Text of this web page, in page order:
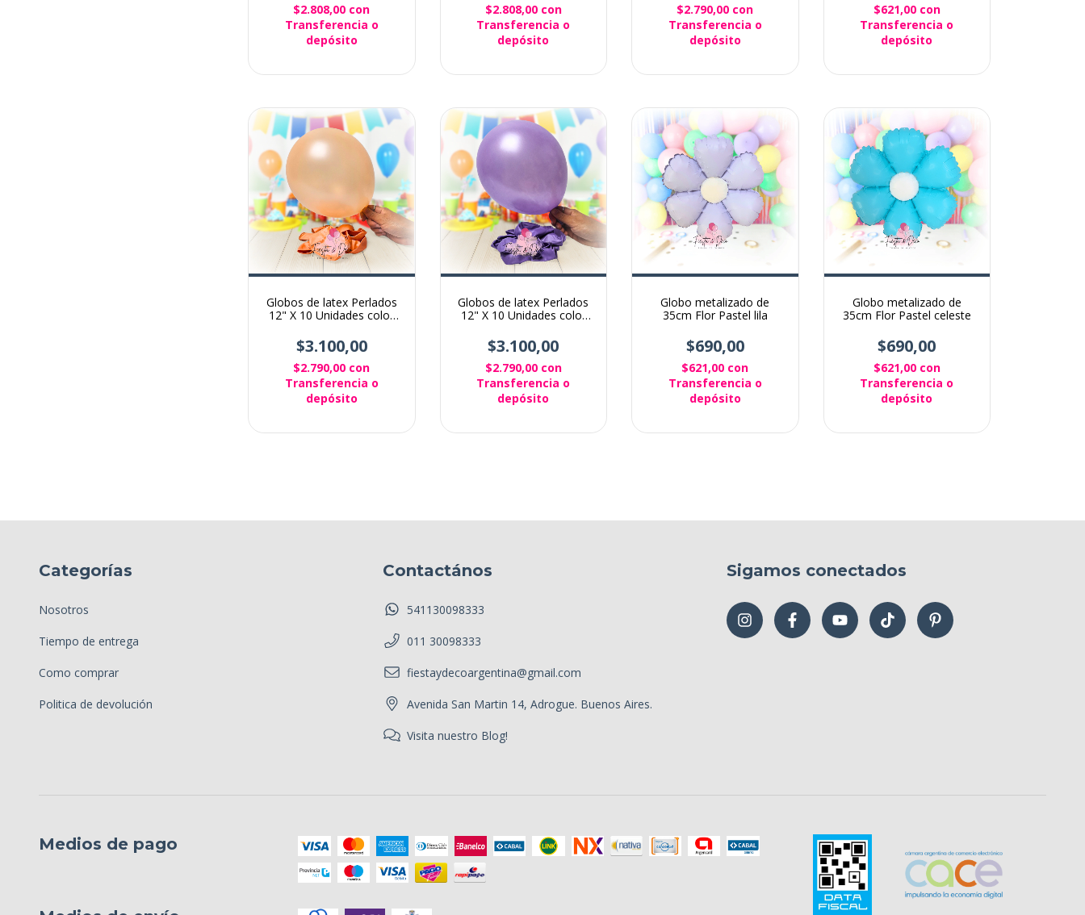
$2.808,00 con
Transferencia o
depósito
$2.808,00 con
Transferencia o
depósito
$2.790,00 con
Transferencia o
depósito
$621,00 con
Transferencia o
depósito
Globos de latex Perlados
12" X 10 Unidades color
$3.100,00
$2.790,00 con
Transferencia o
depósito
Globos de latex Perlados
12" X 10 Unidades color
$3.100,00
$2.790,00 con
Transferencia o
depósito
Globo metalizado de
35cm Flor Pastel lila
$690,00
$621,00 con
Transferencia o
depósito
Globo metalizado de
35cm Flor Pastel celeste
$690,00
$621,00 con
Transferencia o
depósito
Categorías
Nosotros
Tiempo de entrega
Como comprar
Politica de devolución
Contactános
541130098333
011 30098333
fiestaydecoargentina@gmail.com
Avenida San Martin 14, Adrogue. Buenos Aires.
Visita nuestro Blog!
Sigamos conectados
Medios de pago